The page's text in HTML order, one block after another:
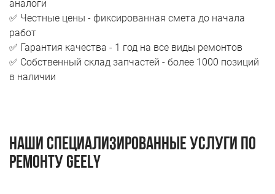
аналоги
✅ Честные цены - фиксированная смета до начала
работ
✅ Гарантия качества - 1 год на все виды ремонтов
✅ Собственный склад запчастей - более 1000 позиций
в наличии
Наши специализированные услуги по
ремонту Geely